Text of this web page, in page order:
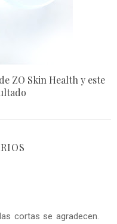
ZO Skin Health y este
cortas se agradecen.